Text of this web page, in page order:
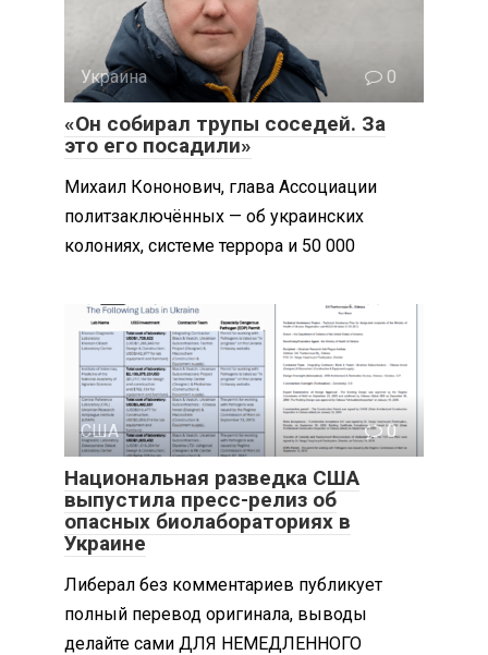
Украина 0
«Он собирал трупы соседей. За
это его посадили»
Михаил Кононович, глава Ассоциации
политзаключённых — об украинских
колониях, системе террора и 50 000
США 0
Национальная разведка США
выпустила пресс-релиз об
опасных биолабораториях в
Украине
Либерал без комментариев публикует
полный перевод оригинала, выводы
делайте сами ДЛЯ НЕМЕДЛЕННОГО